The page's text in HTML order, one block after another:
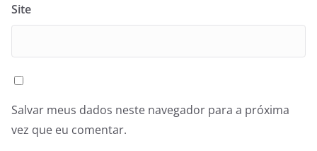
Site
Salvar meus dados neste navegador para a próxima
vez que eu comentar.